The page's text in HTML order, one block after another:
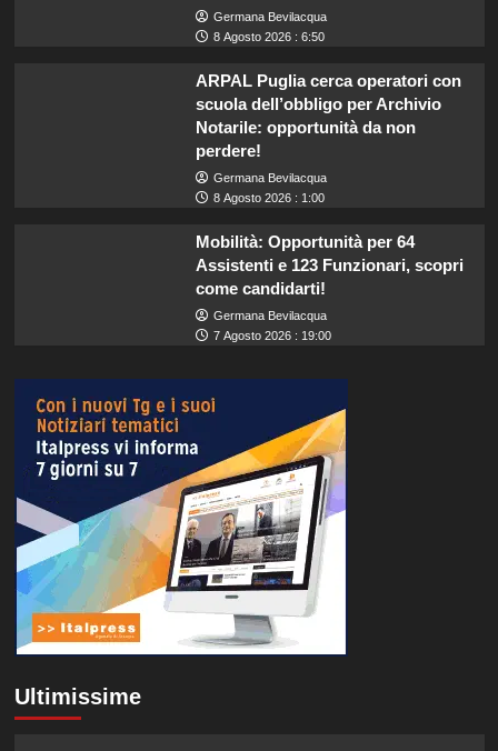
Germana Bevilacqua
8 Agosto 2026 : 6:50
ARPAL Puglia cerca operatori con
scuola dell’obbligo per Archivio
Notarile: opportunità da non
perdere!
Germana Bevilacqua
8 Agosto 2026 : 1:00
Mobilità: Opportunità per 64
Assistenti e 123 Funzionari, scopri
come candidarti!
Germana Bevilacqua
7 Agosto 2026 : 19:00
Ultimissime